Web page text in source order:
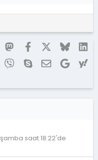
MastodonFacebookX (Twitter)
Bluesky
ViberSkypeE-postaGoogle
saat 18:22'de